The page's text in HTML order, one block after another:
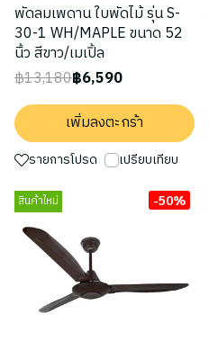
พัดลมเพดาน ใบพัดไม้ รุ่น S-
30-1 WH/MAPLE ขนาด 52
นิ้ว สีขาว/เมเปิ้ล
฿13,180฿6,590
เพิ่มลงตะกร้า
รายการโปรด เปรียบเทียบ
สินค้าใหม่ -50%